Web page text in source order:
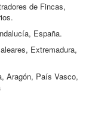
de Fincas,
España.
Extremadura,
Aragón, País Vasco,